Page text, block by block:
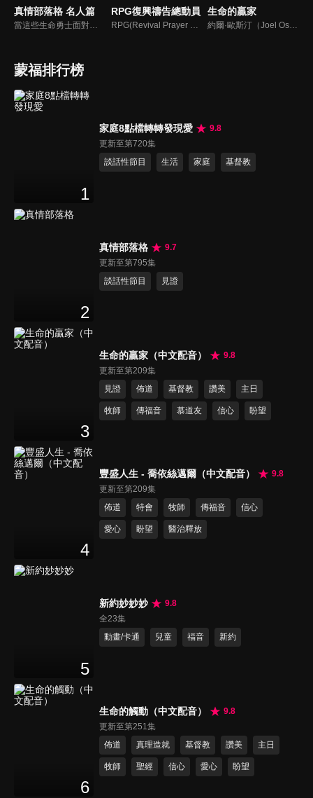
真情部落格 名人篇
當這些生命勇士面對自己生命中的難題時，選擇靠著信靠耶穌來勇敢勝過，這些可愛的基督徒們，願意把自己生命裡最黑暗軟弱的一面和大家分享，為的就是將來自天上那最美好的福分帶給人們，每一個有血有淚的生命見證，都是最震撼人心的蛻變，最深刻的真實。
RPG復興禱告總動員
RPG(Revival Prayer Group復興禱告小組)，只要三個人聚集就可以禱告。由寇紹恩牧師特別參與製作、主持，讓見證複製見證，使聽聞中的神蹟奇事，成為你我的經歷，進而翻轉迎向復興！
生命的贏家
約爾·歐斯汀（Joel Osteen）綽號是「微笑的傳道者」，是美國的宣教士、電視佈道家和作家，他在美國最大的基督教會湖木教會擔任主任牧師。2004年，他的第一本書「活出美好」，首次出版就登上紐約時報暢銷書的榜首，這本書在紐約時報暢銷200多週。
蒙福排行榜
1
家庭8點檔轉轉發現愛
9.8
更新至第720集
談話性節目
生活 家庭 基督教
2
真情部落格
9.7
更新至第795集
談話性節目
見證
3
生命的贏家（中文配音）
9.8
更新至第209集
見證
佈道 基督教 讚美 主日
牧師 傳福音 慕道友 信心 盼望
4
豐盛人生 - 喬依絲邁爾（中文配音）
9.8
更新至第209集
佈道
特會 牧師 傳福音 信心
愛心 盼望 醫治釋放
5
新約妙妙妙
9.8
全23集
動畫/卡通
兒童 福音 新約
6
生命的觸動（中文配音）
9.8
更新至第251集
佈道
真理造就 基督教 讚美 主日
牧師 聖經 信心 愛心 盼望